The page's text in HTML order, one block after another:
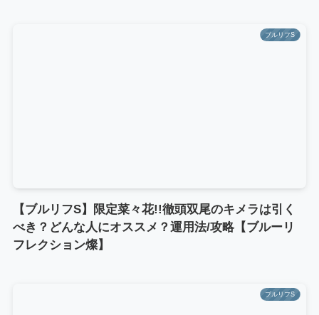
ブルリフS
【ブルリフS】限定菜々花!!徹頭双尾のキメラは引く
べき？どんな人にオススメ？運用法/攻略【ブルーリ
フレクション燦】
ブルリフS